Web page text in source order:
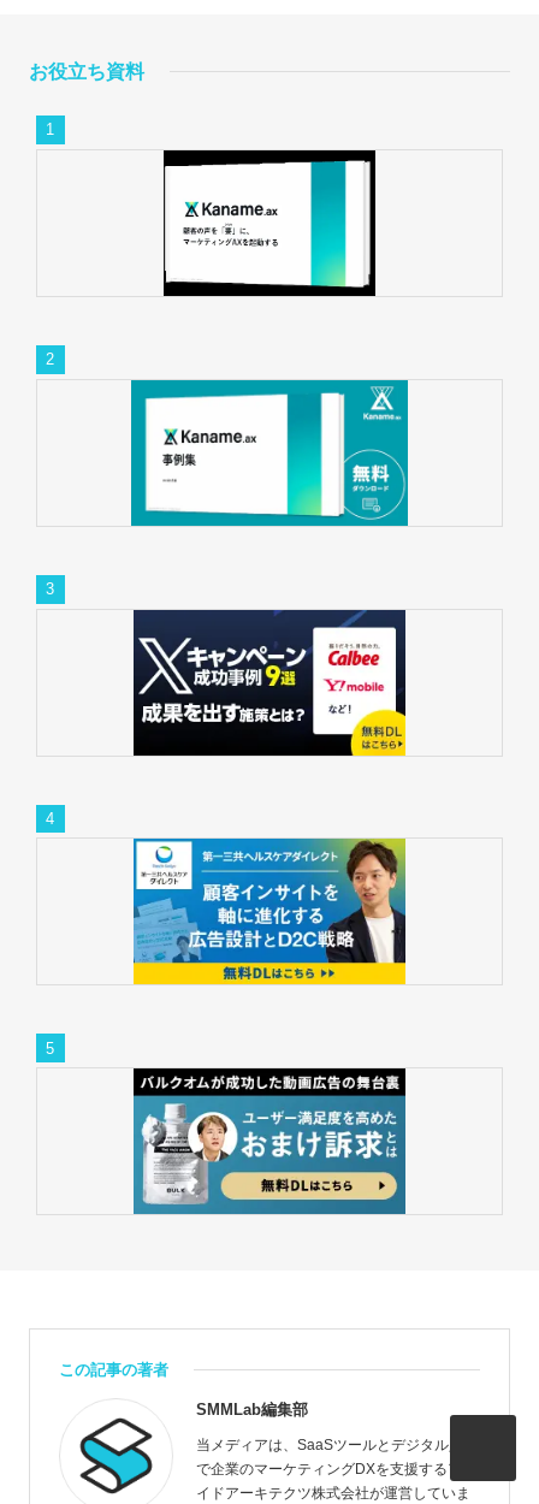
お役立ち資料
この記事の著者
SMMLab編集部
当メディアは、SaaSツールとデジタル人材
で企業のマーケティングDXを支援するアラ
イドアーキテクツ株式会社が運営していま